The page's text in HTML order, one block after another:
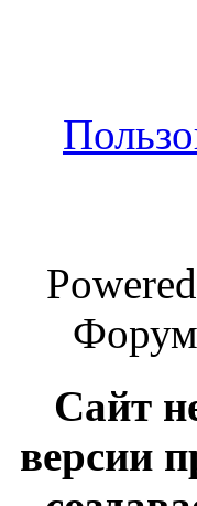
Форум
Сайт
версии